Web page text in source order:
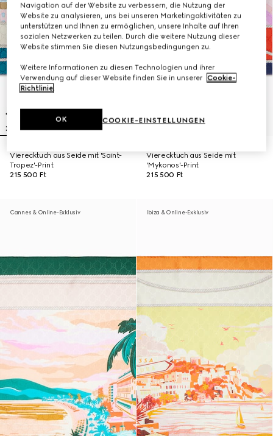
Vierecktuch aus Seide mit 'Saint-
Tropez'-Print
215 500 Ft
Vierecktuch aus Seide mit
'Mykonos'-Print
215 500 Ft
Cannes & Online-Exklusiv Ibiza & Online-Exklusiv
Navigation auf der Website zu verbessern, die Nutzung der
Website zu analysieren, uns bei unseren Marketingaktivitäten zu
unterstützen und Ihnen zu ermöglichen, unsere Inhalte auf Ihren
sozialen Netzwerken zu teilen. Durch die weitere Nutzung dieser
Website stimmen Sie diesen Nutzungsbedingungen zu.
Weitere Informationen zu diesen Technologien und ihrer
Verwendung auf dieser Website finden Sie in unserer Cookie-
Richtlinie.
COOKIE-EINSTELLUNGEN
OK